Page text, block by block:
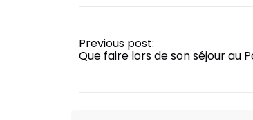
Previous post:
Que faire lors de son séjour au